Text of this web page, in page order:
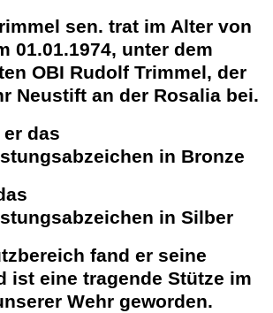
sen. trat im Alter von
01.01.1974, unter dem
OBI Rudolf Trimmel, der
Neustift an der Rosalia bei.
er das
in Bronze
in Silber
fand er seine
ist eine tragende Stütze im
Wehr geworden.